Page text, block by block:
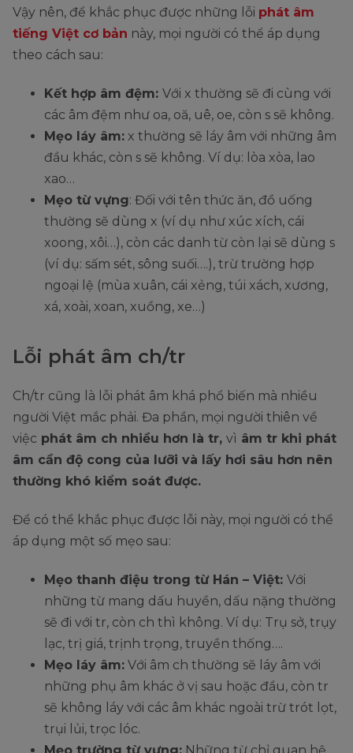
Vậy nên, để khắc phục được những lỗi phát âm
tiếng Việt cơ bản này, mọi người có thể áp dụng
theo cách sau:
Kết hợp âm đệm: Với x thường sẽ đi cùng với
các âm đệm như oa, oă, uê, oe, còn s sẽ không.
Mẹo láy âm: x thường sẽ láy âm với những âm
đầu khác, còn s sẽ không. Ví dụ: lòa xòa, lao
xao…
Mẹo từ vựng: Đối với tên thức ăn, đồ uống
thường sẽ dùng x (ví dụ như xúc xích, cái
xoong, xôi…), còn các danh từ còn lại sẽ dùng s
(ví dụ: sấm sét, sông suối….), trừ trường hợp
ngoại lệ (mùa xuân, cái xẻng, túi xách, xương,
xá, xoài, xoan, xuồng, xe…)
Lỗi phát âm ch/tr
Ch/tr cũng là lỗi phát âm khá phổ biến mà nhiều
người Việt mắc phải. Đa phần, mọi người thiên về
việc phát âm ch nhiều hơn là tr, vì âm tr khi phát
âm cần độ cong của lưỡi và lấy hơi sâu hơn nên
thường khó kiểm soát được.
Để có thể khắc phục được lỗi này, mọi người có thể
áp dụng một số mẹo sau:
Mẹo thanh điệu trong từ Hán – Việt: Với
những từ mang dấu huyền, dấu nặng thường
sẽ đi với tr, còn ch thì không. Ví dụ: Trụ sở, trụy
lạc, trị giá, trịnh trọng, truyền thống….
Mẹo láy âm: Với âm ch thường sẽ láy âm với
những phụ âm khác ở vị sau hoặc đầu, còn tr
sẽ không láy với các âm khác ngoài trừ trót lọt,
trụi lủi, trọc lóc.
Mẹo trường từ vựng: Những từ chỉ quan hệ